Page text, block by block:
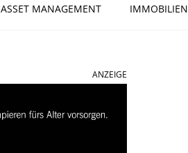
ASSET MANAGEMENT IMMOBILIEN
ANZEIGE